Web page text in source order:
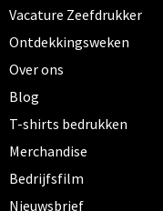
Vacature Zeefdrukker
Ontdekkingsweken
Over ons
Blog
T-shirts bedrukken
Merchandise
Bedrijfsfilm
Nieuwsbrief